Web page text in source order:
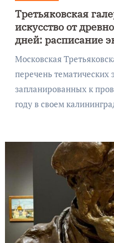
Третьяковская
искусство от
дней: расписание
следующий год
Московская Третьяковская галерея представила
перечень тематических
запланированных к
году в своем